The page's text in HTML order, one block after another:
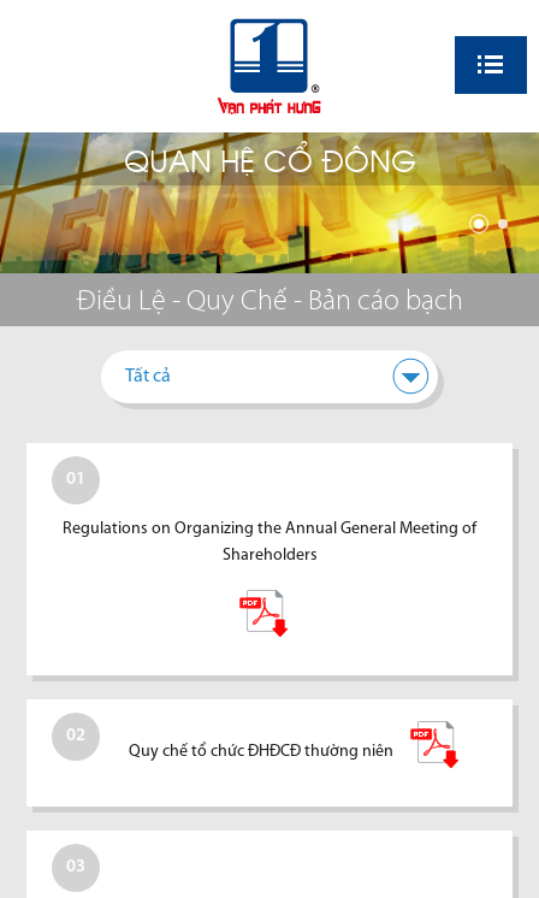
QUAN HỆ CỔ ĐÔNG
Điều Lệ - Quy Chế - Bản cáo bạch
Tất cả
01
Regulations on Organizing the Annual General Meeting of
Shareholders
02
Quy chế tổ chức ĐHĐCĐ thường niên
03